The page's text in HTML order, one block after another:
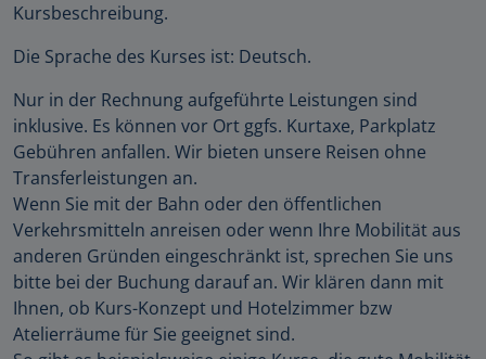
Kursbeschreibung.
Die Sprache des Kurses ist: Deutsch.
Nur in der Rechnung aufgeführte Leistungen sind
inklusive. Es können vor Ort ggfs. Kurtaxe, Parkplatz
Gebühren anfallen. Wir bieten unsere Reisen ohne
Transferleistungen an.
Wenn Sie mit der Bahn oder den öffentlichen
Verkehrsmitteln anreisen oder wenn Ihre Mobilität aus
anderen Gründen eingeschränkt ist, sprechen Sie uns
bitte bei der Buchung darauf an. Wir klären dann mit
Ihnen, ob Kurs-Konzept und Hotelzimmer bzw
Atelierräume für Sie geeignet sind.